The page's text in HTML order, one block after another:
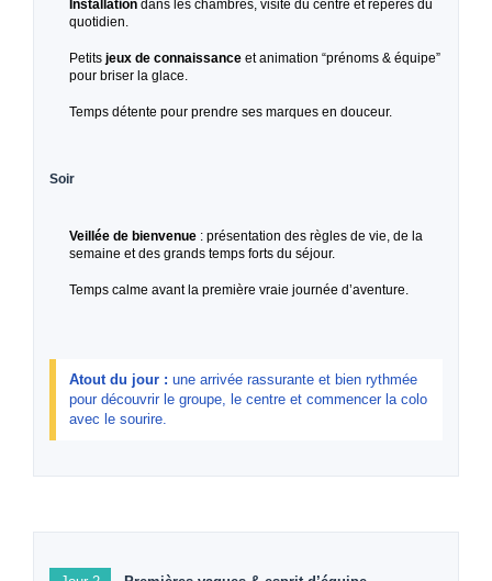
Installation dans les chambres, visite du centre et repères du
quotidien.
Petits jeux de connaissance et animation “prénoms & équipe”
pour briser la glace.
Temps détente pour prendre ses marques en douceur.
Soir
Veillée de bienvenue : présentation des règles de vie, de la
semaine et des grands temps forts du séjour.
Temps calme avant la première vraie journée d’aventure.
Atout du jour : une arrivée rassurante et bien rythmée
pour découvrir le groupe, le centre et commencer la colo
avec le sourire.